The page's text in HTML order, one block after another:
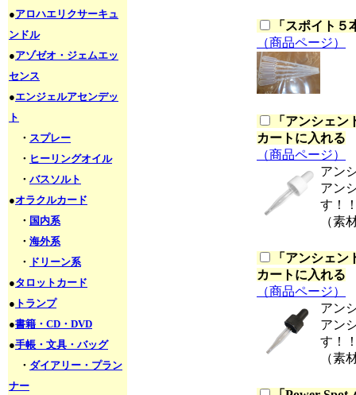
●アロハエリクサーキュ
ンドル
●アゾゼオ・ジェムエッ
センス
●エンジェルアセンデッ
ト
・ スプレー
・ ヒーリングオイル
・ バスソルト
●オラクルカード
・ 国内系
・ 海外系
・ ドリーン系
●タロットカード
● トランプ
●書籍・CD・DVD
●手帳・文具・バッグ
・ ダイアリー・プラン
ナー
「 スポイト５
（商品ページ）
「 アンシェン
カートに入れる
（商品ページ）
アン
アン
す！
（素
「 アンシェン
カートに入れる
（商品ページ）
アン
アン
す！
（素